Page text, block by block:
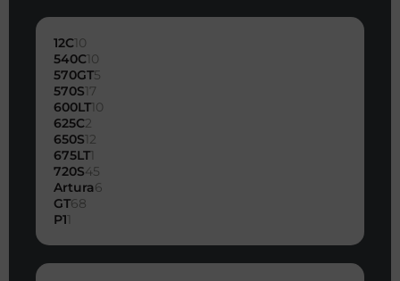
12C10
540C10
570GT5
570S17
600LT10
625C2
650S12
675LT1
720S45
Artura6
GT68
P11